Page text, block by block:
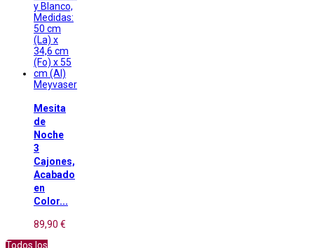
Meyvaser
Mesita
de
Noche
3
Cajones,
Acabado
en
Color...
89,90 €
Todos los